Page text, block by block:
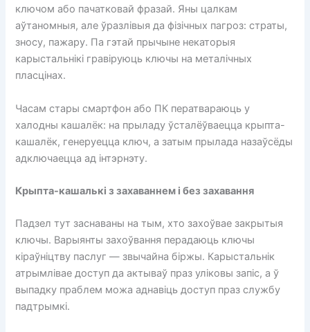
ключом або пачатковай фразай. Яны цалкам
аўтаномныя, але ўразлівыя да фізічных пагроз: страты,
зносу, пажару. Па гэтай прычыне некаторыя
карыстальнікі гравіруюць ключы на ​​металічных
пласцінах.
Часам стары смартфон або ПК ператвараюць у
халодны кашалёк: на прыладу ўсталёўваецца крыпта-
кашалёк, генеруецца ключ, а затым прылада назаўсёды
адключаецца ад інтэрнэту.
Крыпта-кашалькі з захаваннем і без захавання
Падзел тут заснаваны на тым, хто захоўвае закрытыя
ключы. Варыянты захоўвання перадаюць ключы
кіраўніцтву паслуг — звычайна біржы. Карыстальнік
атрымлівае доступ да актываў праз уліковы запіс, а ў
выпадку праблем можа аднавіць доступ праз службу
падтрымкі.